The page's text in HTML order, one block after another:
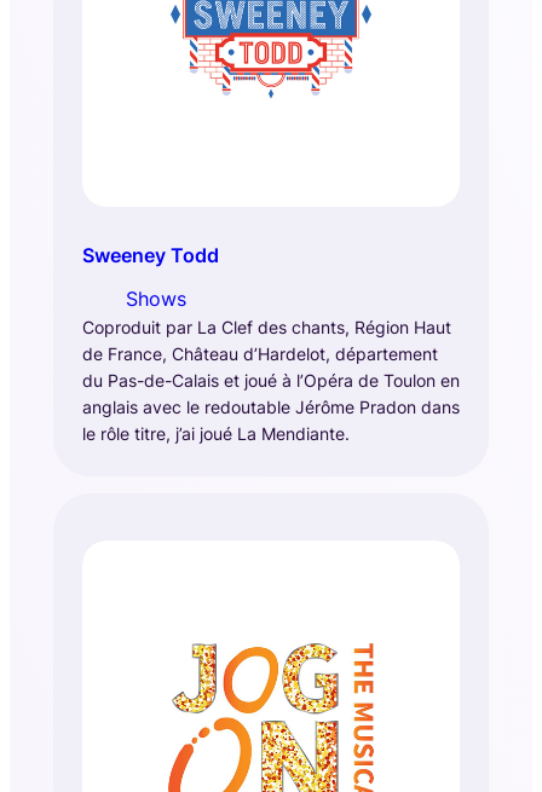
Sweeney Todd
Shows
Coproduit par La Clef des chants, Région Haut
de France, Château d’Hardelot, département
du Pas-de-Calais et joué à l’Opéra de Toulon en
anglais avec le redoutable Jérôme Pradon dans
le rôle titre, j’ai joué La Mendiante.